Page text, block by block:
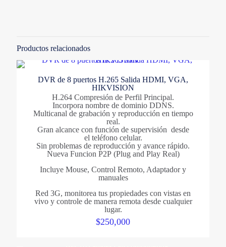
Productos relacionados
DVR de 8 puertos H.265 Salida HDMI, VGA,
HIKVISION
H.264 Compresión de Perfil Principal.
Incorpora nombre de dominio DDNS.
Multicanal de grabación y reproducción en tiempo
real.
Gran alcance con función de supervisión desde
el teléfono celular.
Sin problemas de reproducción y avance rápido.
Nueva Funcion P2P (Plug and Play Real)
Incluye Mouse, Control Remoto, Adaptador y
manuales
Red 3G, monitorea tus propiedades con vistas en
vivo y controle de manera remota desde cualquier
lugar.
$250,000